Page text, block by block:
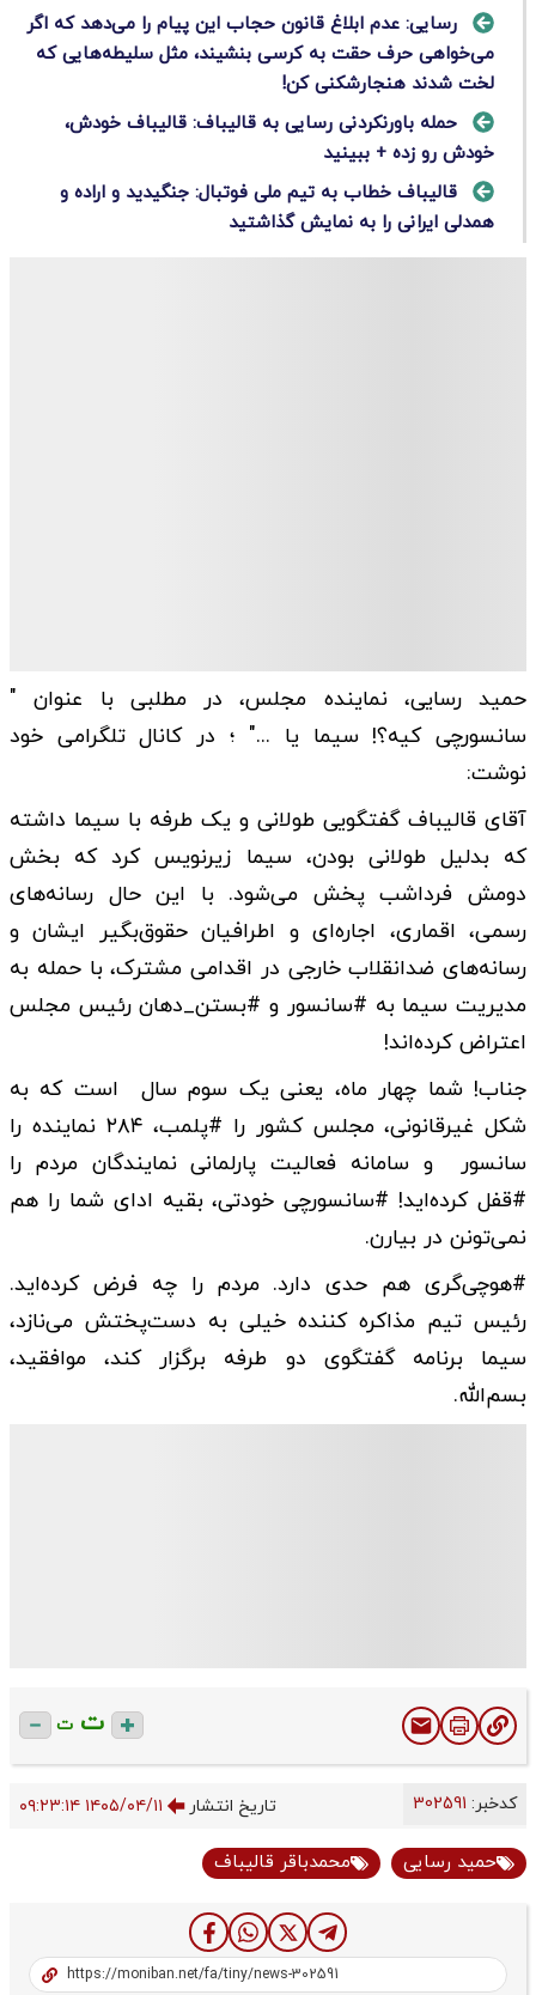
رسایی: عدم ابلاغ قانون حجاب این پیام را می‌دهد که اگر
می‌خواهی حرف حقت به کرسی بنشیند، مثل سلیطه‌هایی که
لخت شدند هنجارشکنی کن!
حمله باورنکردنی رسایی به قالیباف: قالیباف خودش،
خودش رو زده + ببینید
قالیباف خطاب به تیم ملی فوتبال: جنگیدید و اراده و
همدلی ایرانی را به نمایش گذاشتید
حمید رسایی، نماینده مجلس، در مطلبی با عنوان "
سانسورچی کیه؟! سیما یا ..." ؛ در کانال تلگرامی خود
نوشت:
آقای قالیباف گفتگویی طولانی و یک طرفه با سیما داشته
که بدلیل طولانی بودن، سیما زیرنویس کرد که بخش
دومش فرداشب پخش می‌شود. با این حال رسانه‌های
رسمی، اقماری، اجاره‌ای و اطرافیان حقوق‌بگیر ایشان و
رسانه‌های ضدانقلاب خارجی در اقدامی مشترک، با حمله به
مدیریت سیما به #سانسور و #بستن_دهان رئیس مجلس
اعتراض کرده‌اند!
جناب! شما چهار ماه، یعنی یک سوم سال است که به
شکل غیرقانونی، مجلس کشور را #پلمب، ۲۸۴ نماینده را
سانسور و سامانه فعالیت پارلمانی نمایندگان مردم را
#قفل کرده‌اید! #سانسورچی خودتی، بقیه ادای شما را هم
نمی‌تونن در بیارن.
#هوچی‌گری هم حدی دارد. مردم را چه فرض کرده‌اید.
رئیس تیم مذاکره کننده خیلی به دست‌پختش می‌نازد،
سیما برنامه گفتگوی دو طرفه برگزار کند، موافقید،
بسم‌الله.
ت ت
کدخبر: تاریخ انتشار ۱۴۰۵/۰۴/۱۱ ۰۹:۲۳:۱۴
حمید رسایی محمدباقر قالیباف